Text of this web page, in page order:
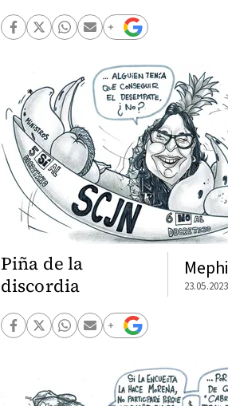
Piña de la
discordia
23.05.2023